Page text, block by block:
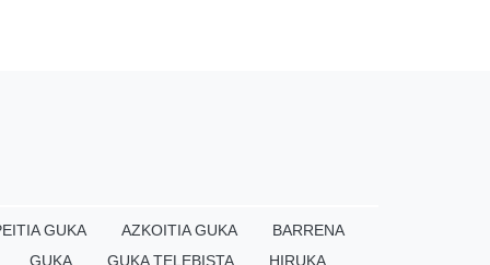
GUKA AZKOITIA GUKA
BARRENA
GUKA GUKA TELEBISTA HIRUKA